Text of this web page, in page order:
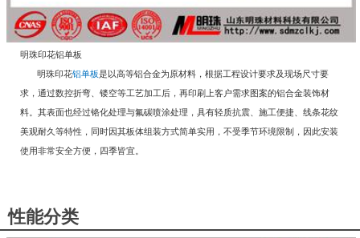
明珠印花铝单板
明珠印花铝单板是以高等铝合金为原材料，根据工程设计要求及现场尺寸要
求，通过数控折弯、镂空等工艺加工后，再印刷上客户需求图案的铝合金装饰材
料。其表面也经过铬化处理与氟碳喷涂处理，具有轻质抗震、施工便捷、线条花纹
美观耐久等特性，同时因其板体组装方式简单实用，不受季节环境限制，因此安装
使用非常安全方便，四季皆宜。
性能分类